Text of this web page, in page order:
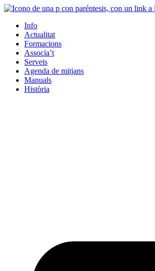
Info
Actualitat
Formacions
Associa’t
Serveis
Agenda de mitjans
Manuals
Història